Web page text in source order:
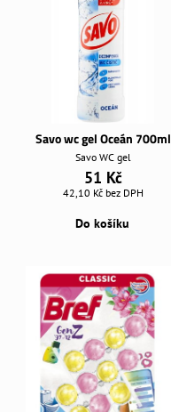
Savo wc gel Oceán 700ml
Savo WC gel
51 Kč
42,10 Kč bez DPH
Do košíku